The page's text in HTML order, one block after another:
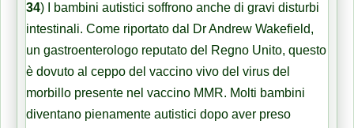
34) I bambini autistici soffrono anche di gravi disturbi
intestinali. Come riportato dal Dr Andrew Wakefield,
un gastroenterologo reputato del Regno Unito, questo
è dovuto al ceppo del vaccino vivo del virus del
morbillo presente nel vaccino MMR. Molti bambini
diventano pienamente autistici dopo aver preso